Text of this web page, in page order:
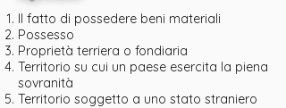
Il fatto di possedere beni materiali
Possesso
Proprietà terriera o fondiaria
Territorio su cui un paese esercita la piena
sovranità
Territorio soggetto a uno stato straniero